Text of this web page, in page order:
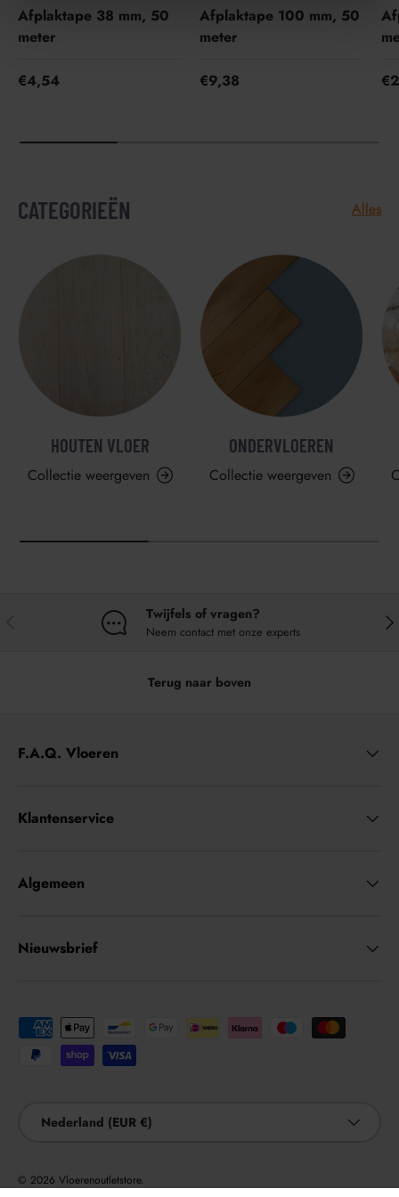
Afplaktape 38 mm, 50
meter
€4,54
Afplaktape 100 mm, 50
meter
€9,38
CATEGORIEËN Alles
HOUTEN VLOER
Collectie weergeven
ONDERVLOEREN
Collectie weergeven
Twijfels of vragen?
Neem contact met onze experts
Terug naar boven
F.A.Q. Vloeren
Klantenservice
Algemeen
Nieuwsbrief
Geaccepteerde betaalmethoden
Nederland (EUR €)
© 2026 Vloerenoutletstore.